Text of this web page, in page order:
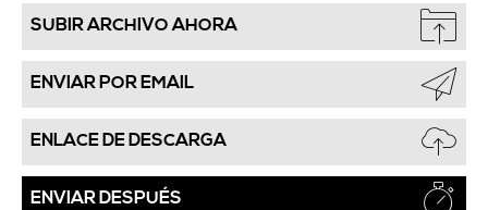
SUBIR ARCHIVO AHORA
ENVIAR POR EMAIL
ENLACE DE DESCARGA
ENVIAR DESPUÉS